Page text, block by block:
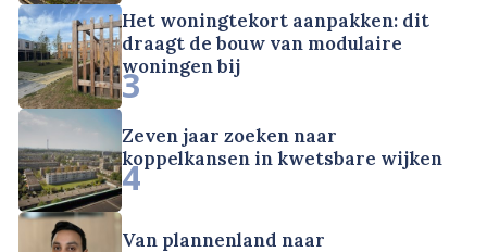
Het woningtekort aanpakken: dit
draagt de bouw van modulaire
woningen bij
3
Zeven jaar zoeken naar
koppelkansen in kwetsbare wijken
4
Van plannenland naar